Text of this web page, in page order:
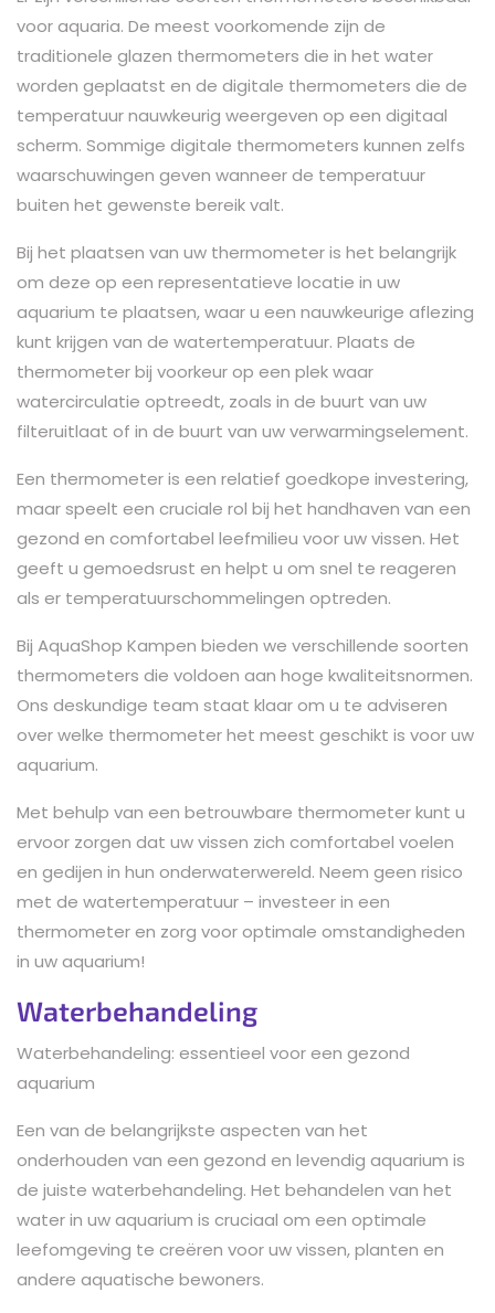
voor aquaria. De meest voorkomende zijn de
traditionele glazen thermometers die in het water
worden geplaatst en de digitale thermometers die de
temperatuur nauwkeurig weergeven op een digitaal
scherm. Sommige digitale thermometers kunnen zelfs
waarschuwingen geven wanneer de temperatuur
buiten het gewenste bereik valt.
Bij het plaatsen van uw thermometer is het belangrijk
om deze op een representatieve locatie in uw
aquarium te plaatsen, waar u een nauwkeurige aflezing
kunt krijgen van de watertemperatuur. Plaats de
thermometer bij voorkeur op een plek waar
watercirculatie optreedt, zoals in de buurt van uw
filteruitlaat of in de buurt van uw verwarmingselement.
Een thermometer is een relatief goedkope investering,
maar speelt een cruciale rol bij het handhaven van een
gezond en comfortabel leefmilieu voor uw vissen. Het
geeft u gemoedsrust en helpt u om snel te reageren
als er temperatuurschommelingen optreden.
Bij AquaShop Kampen bieden we verschillende soorten
thermometers die voldoen aan hoge kwaliteitsnormen.
Ons deskundige team staat klaar om u te adviseren
over welke thermometer het meest geschikt is voor uw
aquarium.
Met behulp van een betrouwbare thermometer kunt u
ervoor zorgen dat uw vissen zich comfortabel voelen
en gedijen in hun onderwaterwereld. Neem geen risico
met de watertemperatuur – investeer in een
thermometer en zorg voor optimale omstandigheden
in uw aquarium!
Waterbehandeling
Waterbehandeling: essentieel voor een gezond
aquarium
Een van de belangrijkste aspecten van het
onderhouden van een gezond en levendig aquarium is
de juiste waterbehandeling. Het behandelen van het
water in uw aquarium is cruciaal om een ​​optimale
leefomgeving te creëren voor uw vissen, planten en
andere aquatische bewoners.